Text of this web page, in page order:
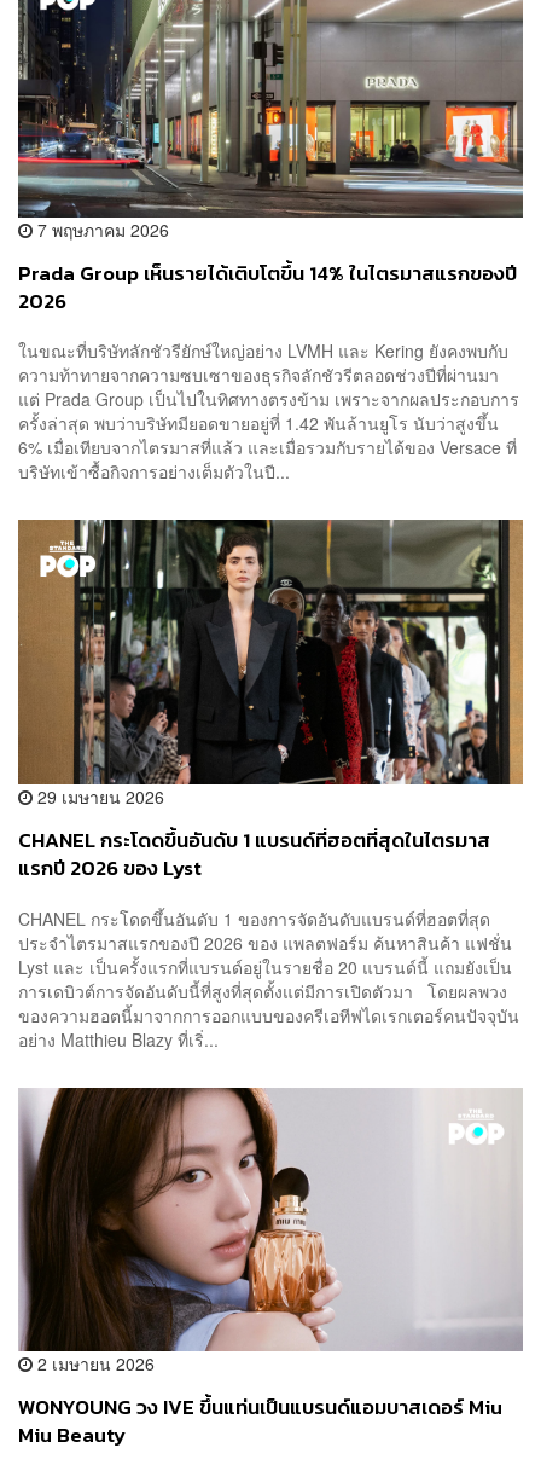
7 พฤษภาคม 2026
Prada Group เห็นรายได้เติบโตขึ้น 14% ในไตรมาสแรกของปี
2026
ในขณะที่บริษัทลักชัวรียักษ์ใหญ่อย่าง LVMH และ Kering ยังคงพบกับ
ความท้าทายจากความซบเซาของธุรกิจลักชัวรีตลอดช่วงปีที่ผ่านมา
แต่ Prada Group เป็นไปในทิศทางตรงข้าม เพราะจากผลประกอบการ
ครั้งล่าสุด พบว่าบริษัทมียอดขายอยู่ที่ 1.42 พันล้านยูโร นับว่าสูงขึ้น
6% เมื่อเทียบจากไตรมาสที่แล้ว และเมื่อรวมกับรายได้ของ Versace ที่
บริษัทเข้าซื้อกิจการอย่างเต็มตัวในปี...
29 เมษายน 2026
CHANEL กระโดดขึ้นอันดับ 1 แบรนด์ที่ฮอตที่สุดในไตรมาส
แรกปี 2026 ของ Lyst
CHANEL กระโดดขึ้นอันดับ 1 ของการจัดอันดับแบรนด์ที่ฮอตที่สุด
ประจำไตรมาสแรกของปี 2026 ของ แพลตฟอร์ม ค้นหาสินค้า แฟชั่น
Lyst และ เป็นครั้งแรกที่แบรนด์อยู่ในรายชื่อ 20 แบรนด์นี้ แถมยังเป็น
การเดบิวต์การจัดอันดับนี้ที่สูงที่สุดตั้งแต่มีการเปิดตัวมา โดยผลพวง
ของความฮอตนี้มาจากการออกแบบของครีเอทีฟไดเรกเตอร์คนปัจจุบัน
อย่าง Matthieu Blazy ที่เริ่...
2 เมษายน 2026
WONYOUNG วง IVE ขึ้นแท่นเป็นแบรนด์แอมบาสเดอร์ Miu
Miu Beauty